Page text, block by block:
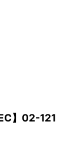
】02-121